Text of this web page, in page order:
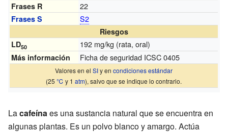
Frases R 22
Frases S S2
Riesgos
LD50 192 mg/kg (rata, oral)
Más información Ficha de seguridad ICSC 0405
Valores en elSIy encondiciones estándar
(25℃ y 1atm), salvo que se indique lo contrario.
Lacafeínaes una sustancia natural que se encuentra en
algunas plantas. Es un polvo blanco y amargo. Actúa